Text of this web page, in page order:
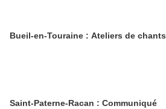
Bueil-en-Touraine : Ateliers de chants
Saint-Paterne-Racan : Communiqué